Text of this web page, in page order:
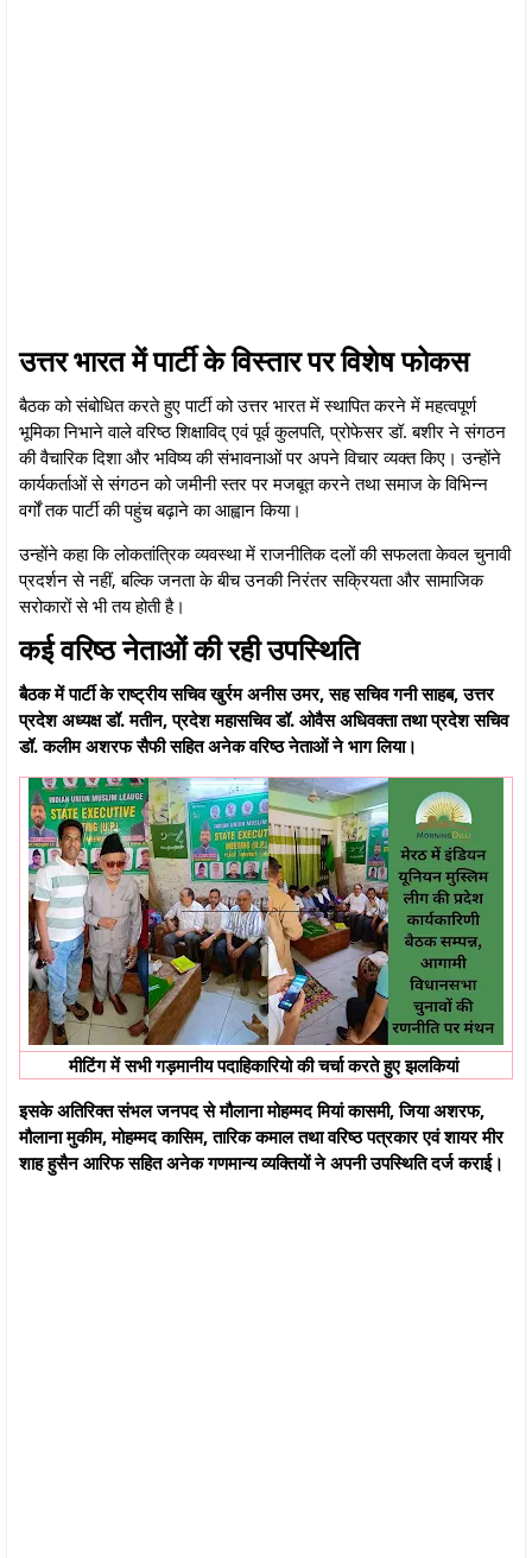
उत्तर भारत में पार्टी के विस्तार पर विशेष फोकस
बैठक को संबोधित करते हुए पार्टी को उत्तर भारत में स्थापित करने में महत्वपूर्ण
भूमिका निभाने वाले वरिष्ठ शिक्षाविद् एवं पूर्व कुलपति, प्रोफेसर डॉ. बशीर ने संगठन
की वैचारिक दिशा और भविष्य की संभावनाओं पर अपने विचार व्यक्त किए। उन्होंने
कार्यकर्ताओं से संगठन को जमीनी स्तर पर मजबूत करने तथा समाज के विभिन्न
वर्गों तक पार्टी की पहुंच बढ़ाने का आह्वान किया।
उन्होंने कहा कि लोकतांत्रिक व्यवस्था में राजनीतिक दलों की सफलता केवल चुनावी
प्रदर्शन से नहीं, बल्कि जनता के बीच उनकी निरंतर सक्रियता और सामाजिक
सरोकारों से भी तय होती है।
कई वरिष्ठ नेताओं की रही उपस्थिति
बैठक में पार्टी के राष्ट्रीय सचिव खुर्रम अनीस उमर, सह सचिव गनी साहब, उत्तर
प्रदेश अध्यक्ष डॉ. मतीन, प्रदेश महासचिव डॉ. ओवैस अधिवक्ता तथा प्रदेश सचिव
डॉ. कलीम अशरफ सैफी सहित अनेक वरिष्ठ नेताओं ने भाग लिया।
मीटिंग में सभी गड़मानीय पदाहिकारियो की चर्चा करते हुए झलकियां
इसके अतिरिक्त संभल जनपद से मौलाना मोहम्मद मियां कासमी, जिया अशरफ,
मौलाना मुकीम, मोहम्मद कासिम, तारिक कमाल तथा वरिष्ठ पत्रकार एवं शायर मीर
शाह हुसैन आरिफ सहित अनेक गणमान्य व्यक्तियों ने अपनी उपस्थिति दर्ज कराई।